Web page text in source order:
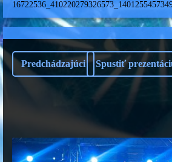
Predchádzajúci Spustiť